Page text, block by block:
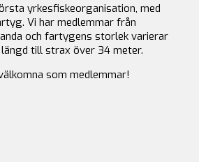
yrkesfiskeorganisation, med
Vi har medlemmar från
och fartygens storlek varierar
till strax över 34 meter.
som medlemmar!